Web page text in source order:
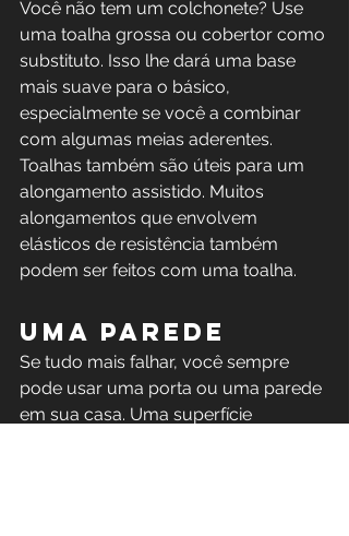
Você não tem um colchonete? Use
uma toalha grossa ou cobertor como
substituto. Isso lhe dará uma base
mais suave para o básico,
especialmente se você a combinar
com algumas meias aderentes.
Toalhas também são úteis para um
alongamento assistido. Muitos
alongamentos que envolvem
elásticos de resistência também
podem ser feitos com uma toalha.
Uma parede
Se tudo mais falhar, você sempre
pode usar uma porta ou uma parede
em sua casa. Uma superfície